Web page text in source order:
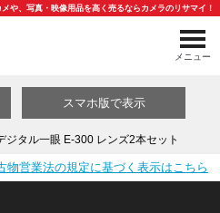
や、写真・映像用品を高く売るならカメラのリサマイ！
メニュー
スマホ版で表示
ジタル一眼 E-300 レンズ2本セット
物営業法の規定に基づく表示はこちら